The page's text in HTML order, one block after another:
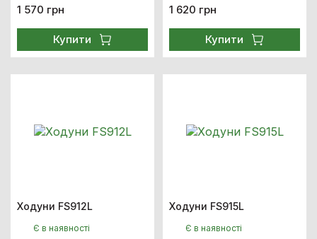
1 570 грн
Купити
1 620 грн
Купити
Ходуни FS912L
Є в наявності
Ходуни FS915L
Є в наявності